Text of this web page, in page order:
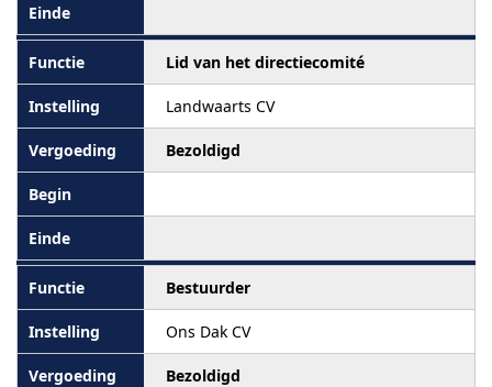
Lid van het directiecomité
Landwaarts CV
Bezoldigd
Bestuurder
Ons Dak CV
Bezoldigd